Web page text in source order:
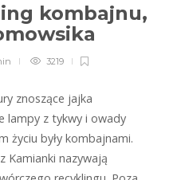
kombajnu,
3219
znoszące jajka
lampy z tykwy i owady
życiu były kombajnami.
Kamianki nazywają